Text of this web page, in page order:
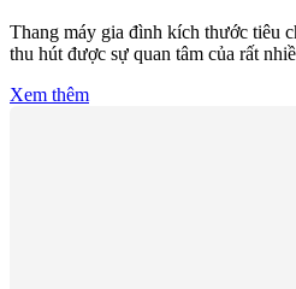
Thang máy gia đình kích thước tiêu
thu hút được sự quan tâm của rất
Xem thêm